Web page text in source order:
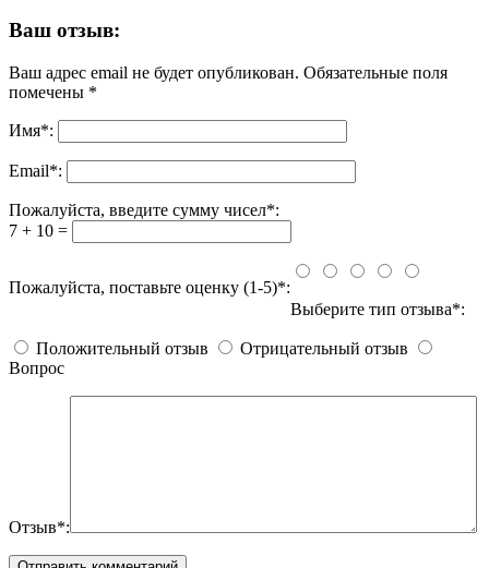
Ваш отзыв:
Ваш адрес email не будет опубликован. Обязательные поля
помечены *
Имя*:
Email*:
Пожалуйста, введите сумму чисел*:
7 + 10 =
Пожалуйста, поставьте оценку (1-5)*:
Выберите тип отзыва*:
Положительный отзыв
Отрицательный отзыв
Вопрос
Отзыв*: